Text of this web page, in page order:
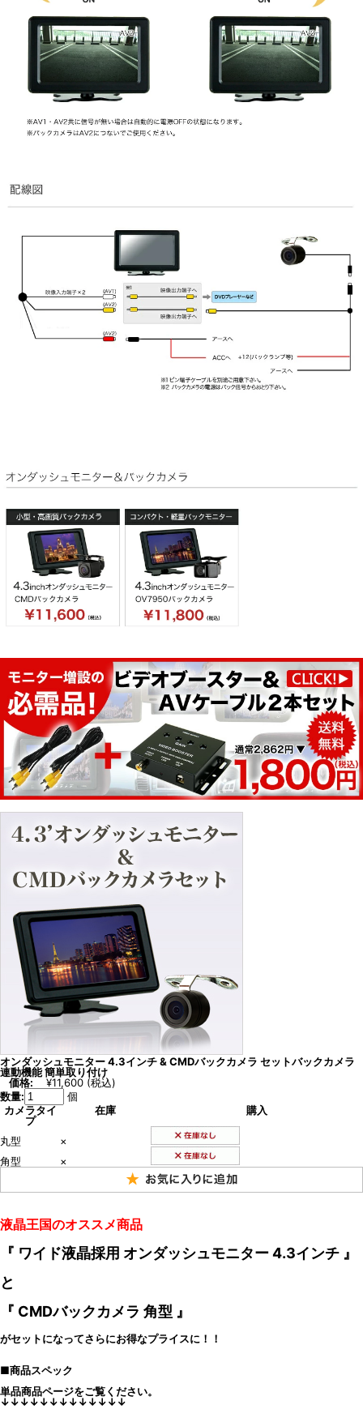
オンダッシュモニター 4.3インチ & CMDバックカメラ セットバックカメラ
連動機能 簡単取り付け
価格:
¥11,600 (税込)
数量:
個
カメラタイ
プ
在庫 購入
丸型
×
角型
×
液晶王国のオススメ商品
『 ワイド液晶採用 オンダッシュモニター 4.3インチ 』
と
『 CMDバックカメラ 角型 』
がセットになってさらにお得なプライスに！！
■商品スペック
単品商品ページをご覧ください。
↓↓↓↓↓↓↓↓↓↓↓↓↓